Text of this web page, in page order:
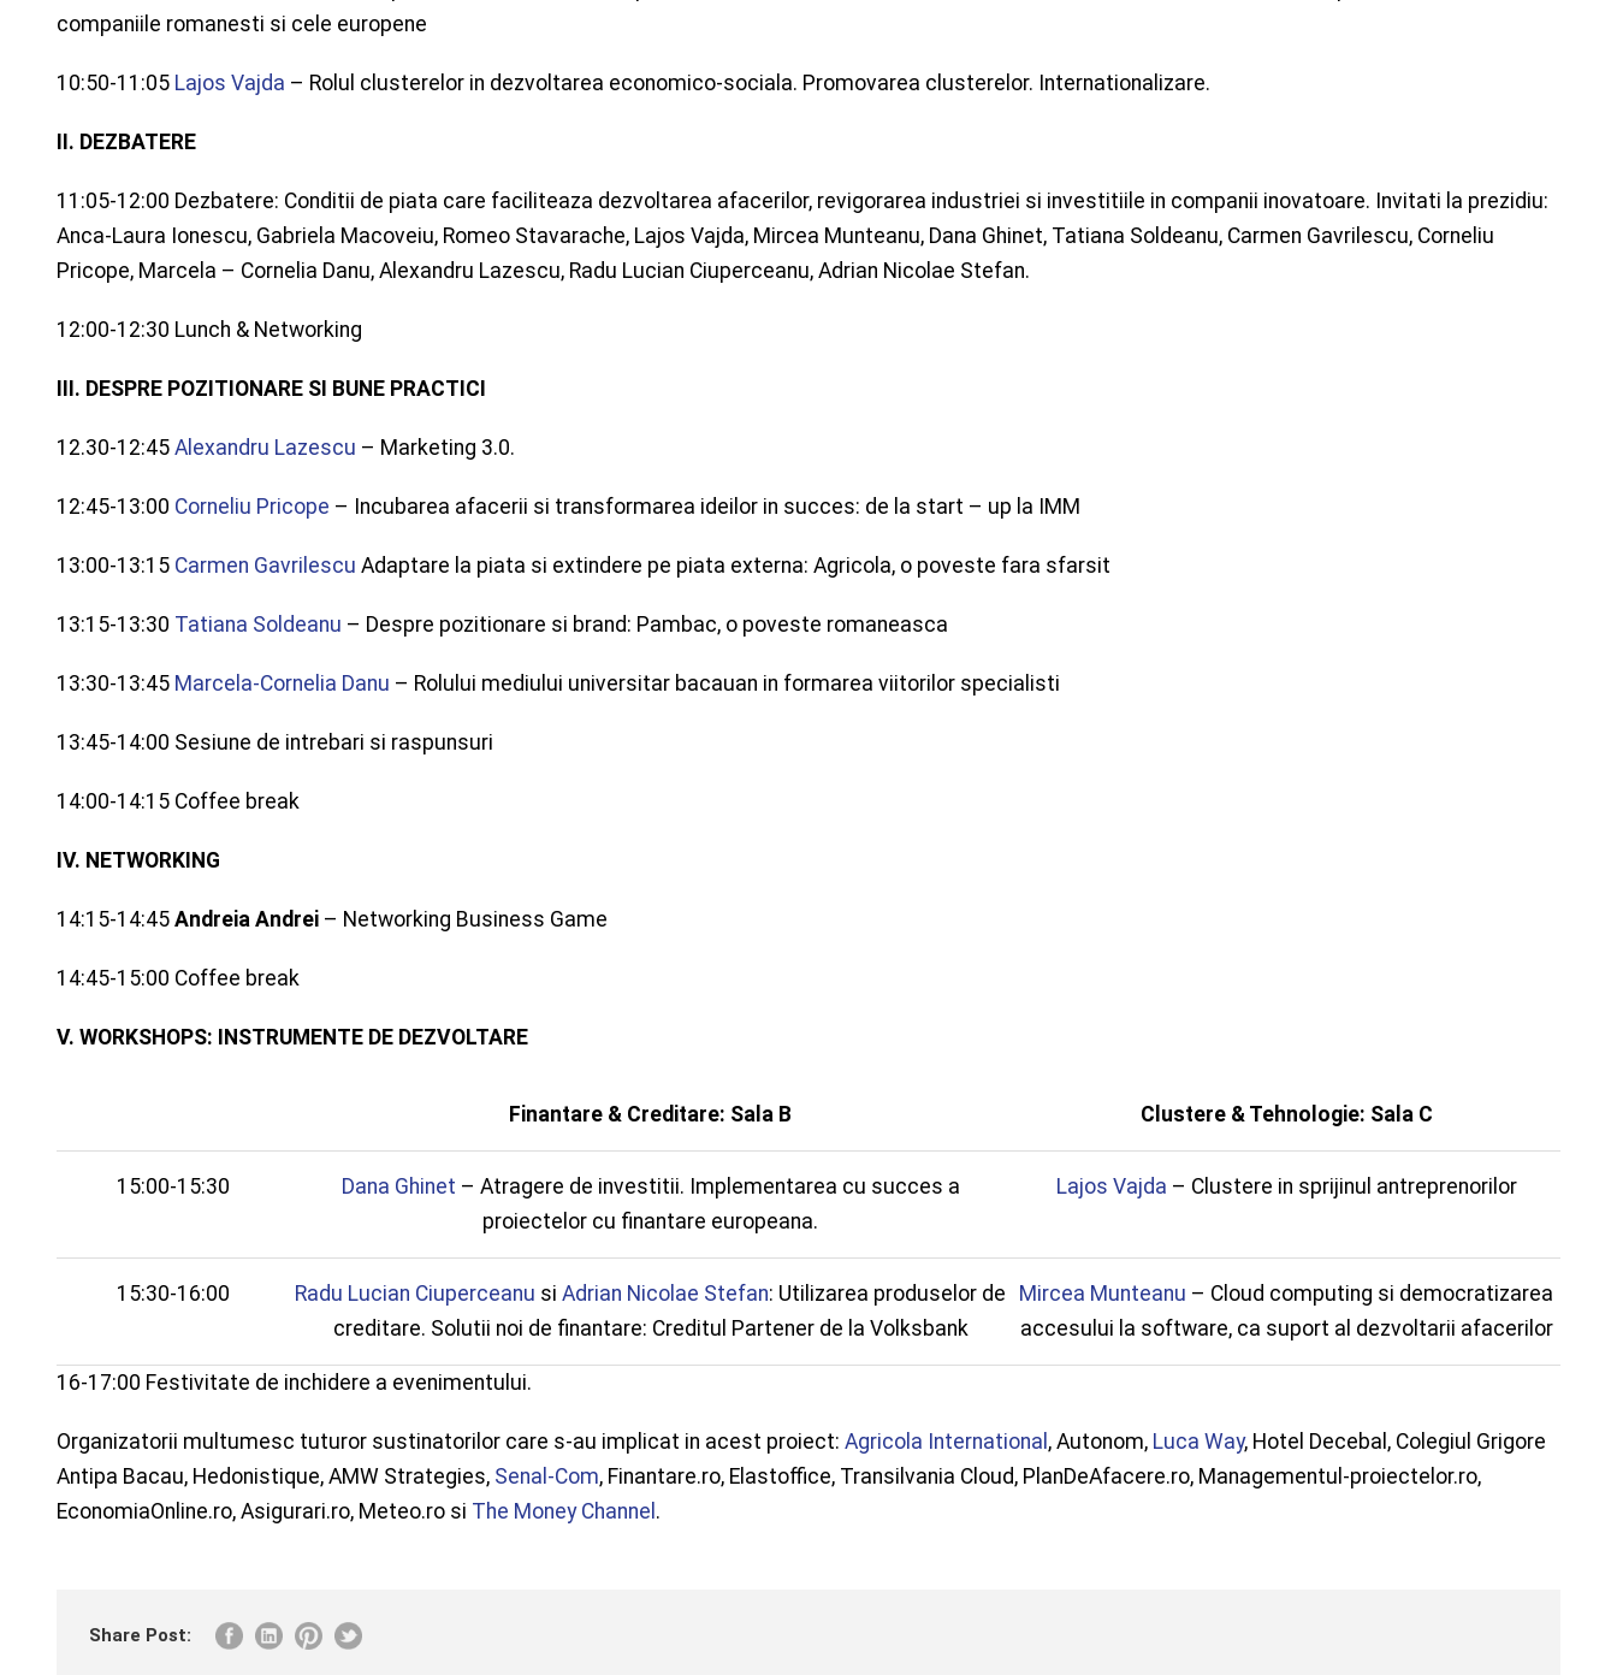
companiile romanesti si cele europene
10:50-11:05 Lajos Vajda – Rolul clusterelor in dezvoltarea economico-sociala. Promovarea clusterelor. Internationalizare.
II. DEZBATERE
11:05-12:00 Dezbatere: Conditii de piata care faciliteaza dezvoltarea afacerilor, revigorarea industriei si investitiile in companii inovatoare. Invitati la prezidiu:
Anca-Laura Ionescu, Gabriela Macoveiu, Romeo Stavarache, Lajos Vajda, Mircea Munteanu, Dana Ghinet, Tatiana Soldeanu, Carmen Gavrilescu, Corneliu
Pricope, Marcela – Cornelia Danu, Alexandru Lazescu, Radu Lucian Ciuperceanu, Adrian Nicolae Stefan.
12:00-12:30 Lunch & Networking
III. DESPRE POZITIONARE SI BUNE PRACTICI
12.30-12:45 Alexandru Lazescu – Marketing 3.0.
12:45-13:00 Corneliu Pricope – Incubarea afacerii si transformarea ideilor in succes: de la start – up la IMM
13:00-13:15 Carmen Gavrilescu Adaptare la piata si extindere pe piata externa: Agricola, o poveste fara sfarsit
13:15-13:30 Tatiana Soldeanu – Despre pozitionare si brand: Pambac, o poveste romaneasca
13:30-13:45 Marcela-Cornelia Danu – Rolului mediului universitar bacauan in formarea viitorilor specialisti
13:45-14:00 Sesiune de intrebari si raspunsuri
14:00-14:15 Coffee break
IV. NETWORKING
14:15-14:45 Andreia Andrei – Networking Business Game
14:45-15:00 Coffee break
V. WORKSHOPS: INSTRUMENTE DE DEZVOLTARE
Finantare & Creditare: Sala B Clustere & Tehnologie: Sala C
15:00-15:30 Dana Ghinet – Atragere de investitii. Implementarea cu succes a
proiectelor cu finantare europeana.
Lajos Vajda – Clustere in sprijinul antreprenorilor
15:30-16:00 Radu Lucian Ciuperceanu si Adrian Nicolae Stefan: Utilizarea produselor de
creditare. Solutii noi de finantare: Creditul Partener de la Volksbank
Mircea Munteanu – Cloud computing si democratizarea
accesului la software, ca suport al dezvoltarii afacerilor
16-17:00 Festivitate de inchidere a evenimentului.
Organizatorii multumesc tuturor sustinatorilor care s-au implicat in acest proiect: Agricola International , Autonom, Luca Way, Hotel Decebal, Colegiul Grigore
Antipa Bacau, Hedonistique, AMW Strategies, Senal-Com, Finantare.ro, Elastoffice, Transilvania Cloud, PlanDeAfacere.ro, Managementul-proiectelor.ro,
EconomiaOnline.ro, Asigurari.ro, Meteo.ro si The Money Channel .
Share Post: